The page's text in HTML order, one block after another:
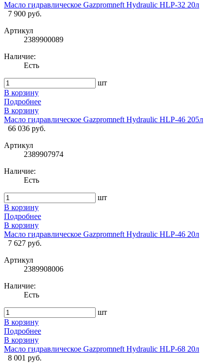
Масло гидравлическое Gazpromneft Hydraulic HLP-32 20л
7 900 руб.
Артикул
2389900089
Наличие:
Есть
шт
В корзину
Подробнее
В корзину
Масло гидравлическое Gazpromneft Hydraulic HLP-46 205л
66 036 руб.
Артикул
2389907974
Наличие:
Есть
шт
В корзину
Подробнее
В корзину
Масло гидравлическое Gazpromneft Hydraulic HLP-46 20л
7 627 руб.
Артикул
2389908006
Наличие:
Есть
шт
В корзину
Подробнее
В корзину
Масло гидравлическое Gazpromneft Hydraulic HLP-68 20л
8 001 руб.